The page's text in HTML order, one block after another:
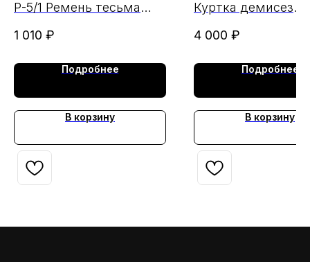
пластик
Р-5/1 Ремень тесьма
черн/пряжка пластик
1 010 ₽
Подробнее
В корзину
тк.Оксфорд
Куртка демисез
Штурман/черн/
4 000 ₽
Подробнее
В корзину